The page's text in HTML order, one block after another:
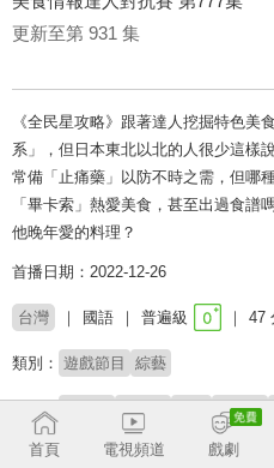
更新至第 931 集
《全民星攻略》跟著達人挖掘特色美
系」，但日本東北以北的人很少這樣
常備「止痛藥」以防不時之需，但哪
「畢卡索」熱愛美食，甚至出過食譜
他晚年愛的料理？
首播日期：2022-12-26
台灣 國語 普遍級 47
類別： 遊戲節目 綜藝
來賓： 歐俊辰 安乙蕎
主持： 曾國城 蔡尚樺
首頁 電視頻道 戲劇